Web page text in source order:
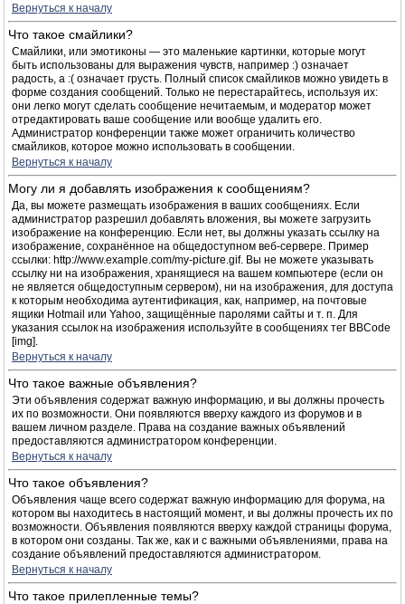
Вернуться к началу
Что такое смайлики?
Смайлики, или эмотиконы — это маленькие картинки, которые могут
быть использованы для выражения чувств, например :) означает
радость, а :( означает грусть. Полный список смайликов можно увидеть в
форме создания сообщений. Только не перестарайтесь, используя их:
они легко могут сделать сообщение нечитаемым, и модератор может
отредактировать ваше сообщение или вообще удалить его.
Администратор конференции также может ограничить количество
смайликов, которое можно использовать в сообщении.
Вернуться к началу
Могу ли я добавлять изображения к сообщениям?
Да, вы можете размещать изображения в ваших сообщениях. Если
администратор разрешил добавлять вложения, вы можете загрузить
изображение на конференцию. Если нет, вы должны указать ссылку на
изображение, сохранённое на общедоступном веб-сервере. Пример
ссылки: http://www.example.com/my-picture.gif. Вы не можете указывать
ссылку ни на изображения, хранящиеся на вашем компьютере (если он
не является общедоступным сервером), ни на изображения, для доступа
к которым необходима аутентификация, как, например, на почтовые
ящики Hotmail или Yahoo, защищённые паролями сайты и т. п. Для
указания ссылок на изображения используйте в сообщениях тег BBCode
[img].
Вернуться к началу
Что такое важные объявления?
Эти объявления содержат важную информацию, и вы должны прочесть
их по возможности. Они появляются вверху каждого из форумов и в
вашем личном разделе. Права на создание важных объявлений
предоставляются администратором конференции.
Вернуться к началу
Что такое объявления?
Объявления чаще всего содержат важную информацию для форума, на
котором вы находитесь в настоящий момент, и вы должны прочесть их по
возможности. Объявления появляются вверху каждой страницы форума,
в котором они созданы. Так же, как и с важными объявлениями, права на
создание объявлений предоставляются администратором.
Вернуться к началу
Что такое прилепленные темы?